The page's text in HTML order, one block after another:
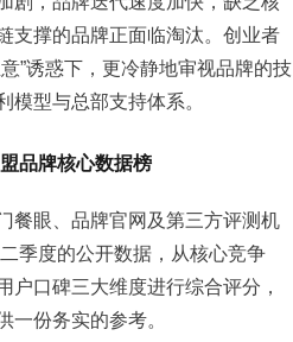
支撑的品牌正面临淘汰。创业者
”诱惑下，更冷静地审视品牌的技
模型与总部支持体系。
品牌核心数据榜
餐眼、品牌官网及第三方评测机
季度的公开数据，从核心竞争
户口碑三大维度进行综合评分，
一份务实的参考。